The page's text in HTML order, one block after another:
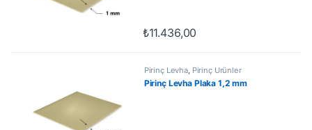
₺11.436,00
Pirinç Levha, Pirinç Ürünler
Pirinç Levha Plaka 1,2 mm